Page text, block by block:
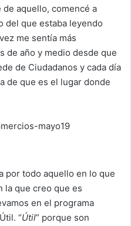
aquello, comencé a
del que estaba leyendo
me sentía más
de año y medio desde que
de Ciudadanos y cada día
de que es el lugar donde
por todo aquello en lo que
la que creo que es
en el programa
“Útil” porque son